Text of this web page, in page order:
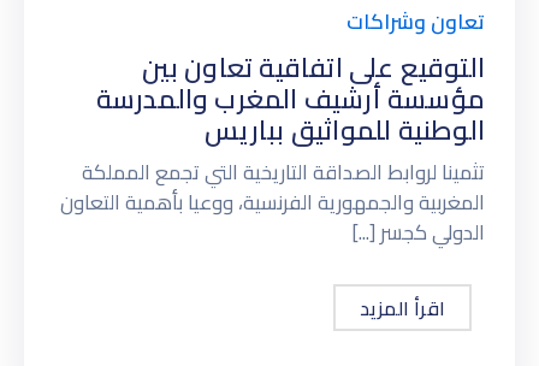
تعاون وشراكات
التوقيع على اتفاقية تعاون بين
مؤسسة أرشيف المغرب والمدرسة
الوطنية للمواثيق بباريس
تثمينا لروابط الصداقة التاريخية التي تجمع المملكة
المغربية والجمهورية الفرنسية، ووعيا بأهمية التعاون
الدولي كجسر [...]
اقرأ المزيد